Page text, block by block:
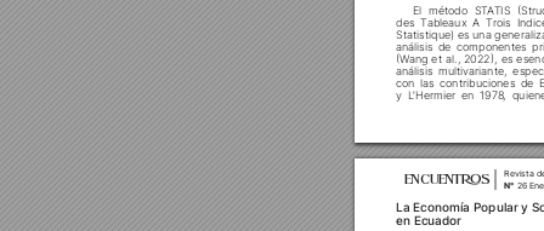
  
des Tableaux A Trois
 
análisis de componentes
    
 
con las contribuciones de
   
ENCUENTS
Revista
N° 26
La Economía Popular y
en Ecuador